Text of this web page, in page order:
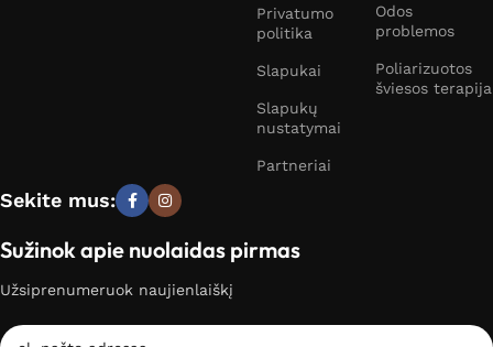
Privatumo
politika
Slapukai
Slapukų
nustatymai
Partneriai
Odos
problemos
Poliarizuotos
šviesos terapija
Sekite mus:
Sužinok apie nuolaidas pirmas
Užsiprenumeruok naujienlaiškį